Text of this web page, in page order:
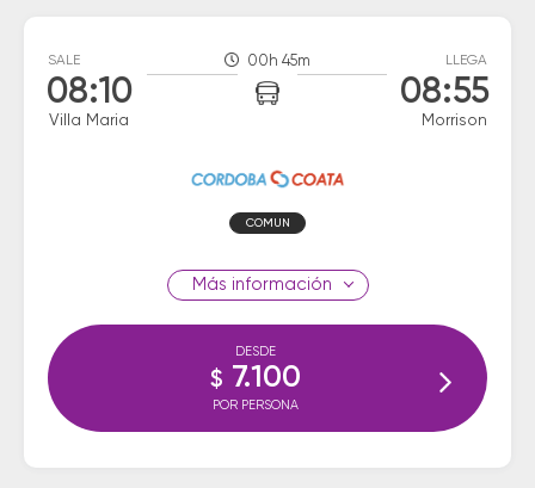
SALE
08:10
Villa Maria
00h 45m LLEGA
08:55
Morrison
COMUN
información
DESDE
$ 7.100
POR PERSONA